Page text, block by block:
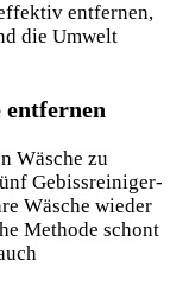
entfernen,
die Umwelt
entfernen
Wäsche zu
Gebissreiniger-
Wäsche wieder
Methode schont